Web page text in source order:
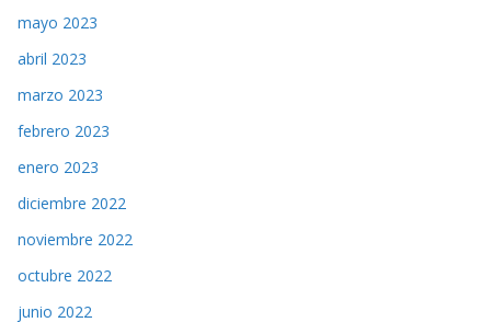
mayo 2023
abril 2023
marzo 2023
febrero 2023
enero 2023
diciembre 2022
noviembre 2022
octubre 2022
junio 2022